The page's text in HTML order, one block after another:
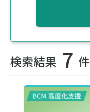
検索結果 7 件